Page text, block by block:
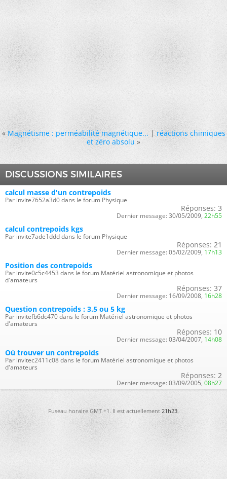
« Magnétisme : perméabilité magnétique...|réactions chimiques
et zéro absolu »
DISCUSSIONS SIMILAIRES
calcul masse d'un contrepoids
Par invite7652a3d0 dans le forum Physique
Réponses: 3
Dernier message: 30/05/2009, 22h55
calcul contrepoids kgs
Par invite7ade1ddd dans le forum Physique
Réponses: 21
Dernier message: 05/02/2009, 17h13
Position des contrepoids
Par invite0c5c4453 dans le forum Matériel astronomique et photos
d'amateurs
Réponses: 37
Dernier message: 16/09/2008, 16h28
Question contrepoids : 3.5 ou 5 kg
Par invitefb6dc470 dans le forum Matériel astronomique et photos
d'amateurs
Réponses: 10
Dernier message: 03/04/2007, 14h08
Où trouver un contrepoids
Par invitec2411c08 dans le forum Matériel astronomique et photos
d'amateurs
Réponses: 2
Dernier message: 03/09/2005, 08h27
Fuseau horaire GMT +1. Il est actuellement21h23.